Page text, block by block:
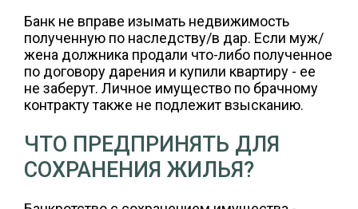
Банк не вправе изымать недвижимость
полученную по наследству/в дар. Если муж/
жена должника продали что-либо полученное
по договору дарения и купили квартиру - ее
не заберут. Личное имущество по брачному
контракту также не подлежит взысканию.
ЧТО ПРЕДПРИНЯТЬ ДЛЯ
СОХРАНЕНИЯ ЖИЛЬЯ?